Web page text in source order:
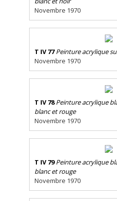
Novembre 1970
T IV 77 Peinture acrylique
Novembre 1970
T IV 78 Peinture acrylique
blanc et rouge
Novembre 1970
T IV 79 Peinture acrylique
blanc et rouge
Novembre 1970